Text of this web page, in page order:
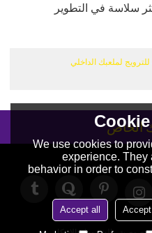
سلاسة في التطوير
لملعبك الداخلي
الخاص
We use cookies to
experience. They
behavior in order to
Accept all